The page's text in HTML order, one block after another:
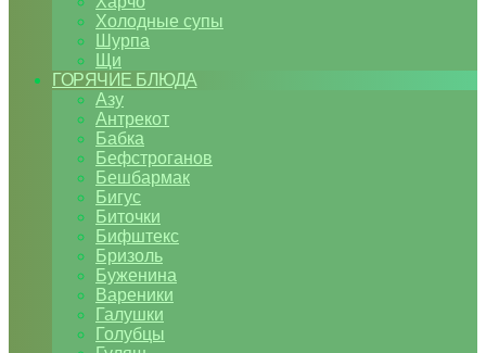
Холодные супы
Шурпа
Щи
ГОРЯЧИЕ БЛЮДА
Азу
Антрекот
Бабка
Бефстроганов
Бешбармак
Бигус
Биточки
Бифштекс
Бризоль
Буженина
Вареники
Галушки
Голубцы